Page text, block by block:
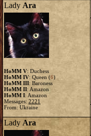
Lady Ara
HoMM V: Duchess
HoMM IV: Queen (6)
HoMM III: Baroness
HoMM II: Amazon
HoMM I: Amazon
Messages: 2221
From: Ukraine
Lady Ara